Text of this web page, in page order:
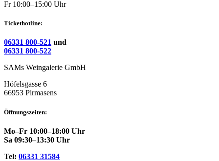
Fr 10:00–15:00 Uhr
Tickethotline:
06331 800-521 und
06331 800-522
SAMs Weingalerie GmbH
Höfelsgasse 6
66953 Pirmasens
Öffnungszeiten:
Mo–Fr 10:00–18:00 Uhr
Sa 09:30–13:30 Uhr
Tel: 06331 31584